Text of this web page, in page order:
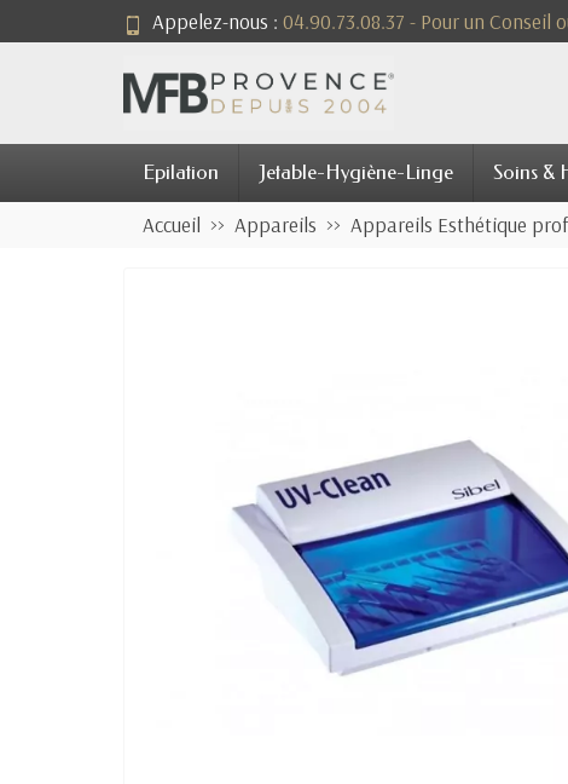
Appelez-nous : 04.90.73.08.37 - Pour un Conseil
Epilation Jetable-Hygiène-Linge Soins &
Accueil Appareils Appareils Esthétique